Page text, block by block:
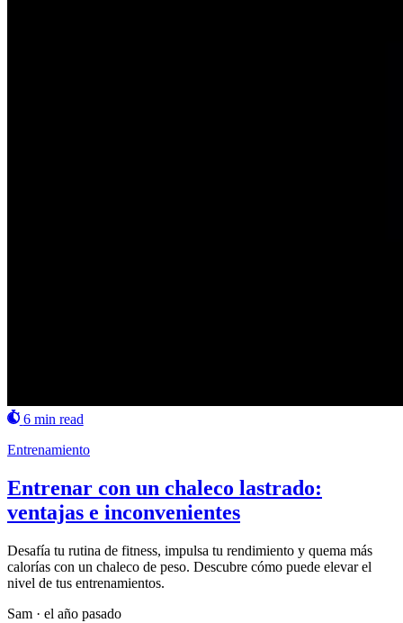
6 min read
Entrenamiento
Entrenar con un chaleco lastrado:
ventajas e inconvenientes
Desafía tu rutina de fitness, impulsa tu rendimiento y quema más
calorías con un chaleco de peso. Descubre cómo puede elevar el
nivel de tus entrenamientos.
Sam · el año pasado